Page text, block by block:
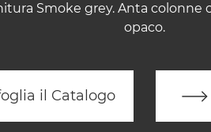
Smoke grey. Anta
opaco.
il Catalogo